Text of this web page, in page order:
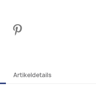
Artikeldetails